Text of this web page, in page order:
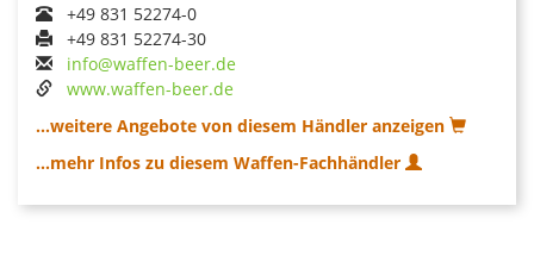
+49 831 52274-0
+49 831 52274-30
info@waffen-beer.de
www.waffen-beer.de
...weitere Angebote von diesem Händler anzeigen
...mehr Infos zu diesem Waffen-Fachhändler